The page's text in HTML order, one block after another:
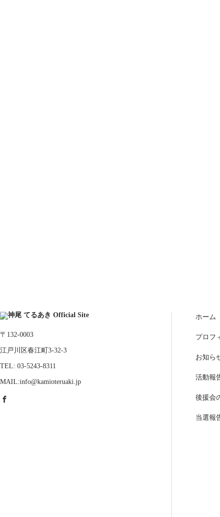
〒132-0003
江戸川区春江町3-32-3
TEL: 03-5243-8311
MAIL:info@kamioteruaki.jp
ホーム
プロフ
お知ら
活動報
後援会
当選報